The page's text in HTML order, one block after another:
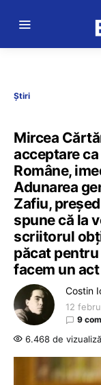
Știri
Mircea
acceptare
Române,
Adunarea
Zafiu,
spune că la
scriitorul
păcat
facem un
Costin
12
9
6.468 de